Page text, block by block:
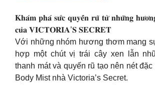
𝐊𝐡𝐚́𝐦 𝐩𝐡𝐚́ 𝐬𝐮̛́𝐜 𝐪𝐮𝐲𝐞̂́𝐧 𝐫𝐮̃ 𝐭𝐮̛̀ 𝐧𝐡𝐮̛̃𝐧𝐠
𝐜𝐮̉𝐚 𝐕𝐈𝐂𝐓𝐎𝐑𝐈𝐀’𝐒 𝐒𝐄𝐂𝐑𝐄𝐓
Với những nhóm hương thơm mang
hợp một chút vị trái cây xen lẫn
thanh mát và quyến rũ tạo nên nét
Body Mist nhà Victoria’s Secret.